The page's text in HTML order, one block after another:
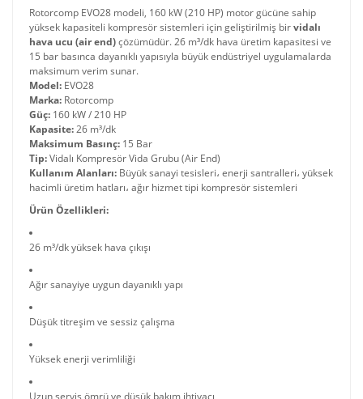
Rotorcomp EVO28 modeli, 160 kW (210 HP) motor gücüne sahip
yüksek kapasiteli kompresör sistemleri için geliştirilmiş birvidalı
hava ucu (air end)çözümüdür. 26 m³/dk hava üretim kapasitesi ve
15 bar basınca dayanıklı yapısıyla büyük endüstriyel uygulamalarda
maksimum verim sunar.
Model: EVO28
Marka: Rotorcomp
Güç: 160 kW / 210 HP
Kapasite:26 m³/dk
Maksimum Basınç: 15 Bar
Tip:Vidalı Kompresör Vida Grubu (Air End)
Kullanım Alanları: Büyük sanayi tesisleri، enerji santralleri، yüksek
hacimli üretim hatları، ağır hizmet tipi kompresör sistemleri
Ürün Özellikleri:
26 m³/dk yüksek hava çıkışı
Ağır sanayiye uygun dayanıklı yapı
Düşük titreşim ve sessiz çalışma
Yüksek enerji verimliliği
Uzun servis ömrü ve düşük bakım ihtiyacı